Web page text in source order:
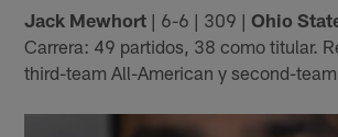
Jack Mewhort | 6-6 | 309 |Ohio
Carrera: 49 partidos, 38 como titular.
third-team All-American y second-team